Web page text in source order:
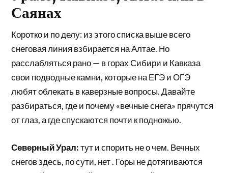
Саянах
Коротко и по делу: из этого списка выше всего
снеговая линия взбирается на Алтае. Но
расслабляться рано — в горах Сибири и Кавказа
свои подводные камни, которые на ЕГЭ и ОГЭ
любят облекать в каверзные вопросы. Давайте
разбираться, где и почему «вечные снега» прячутся
от глаз, а где спускаются почти к подножью.
Северный Урал:тут и спорить не о чем. Вечных
снегов здесь, по сути, нет . Горы не дотягиваются